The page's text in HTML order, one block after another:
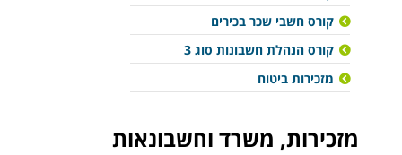
קורס חשבי שכר בכירים
קורס הנהלת חשבונות סוג 3
מזכירות ביטוח
מזכירות, משרד וחשבונאות